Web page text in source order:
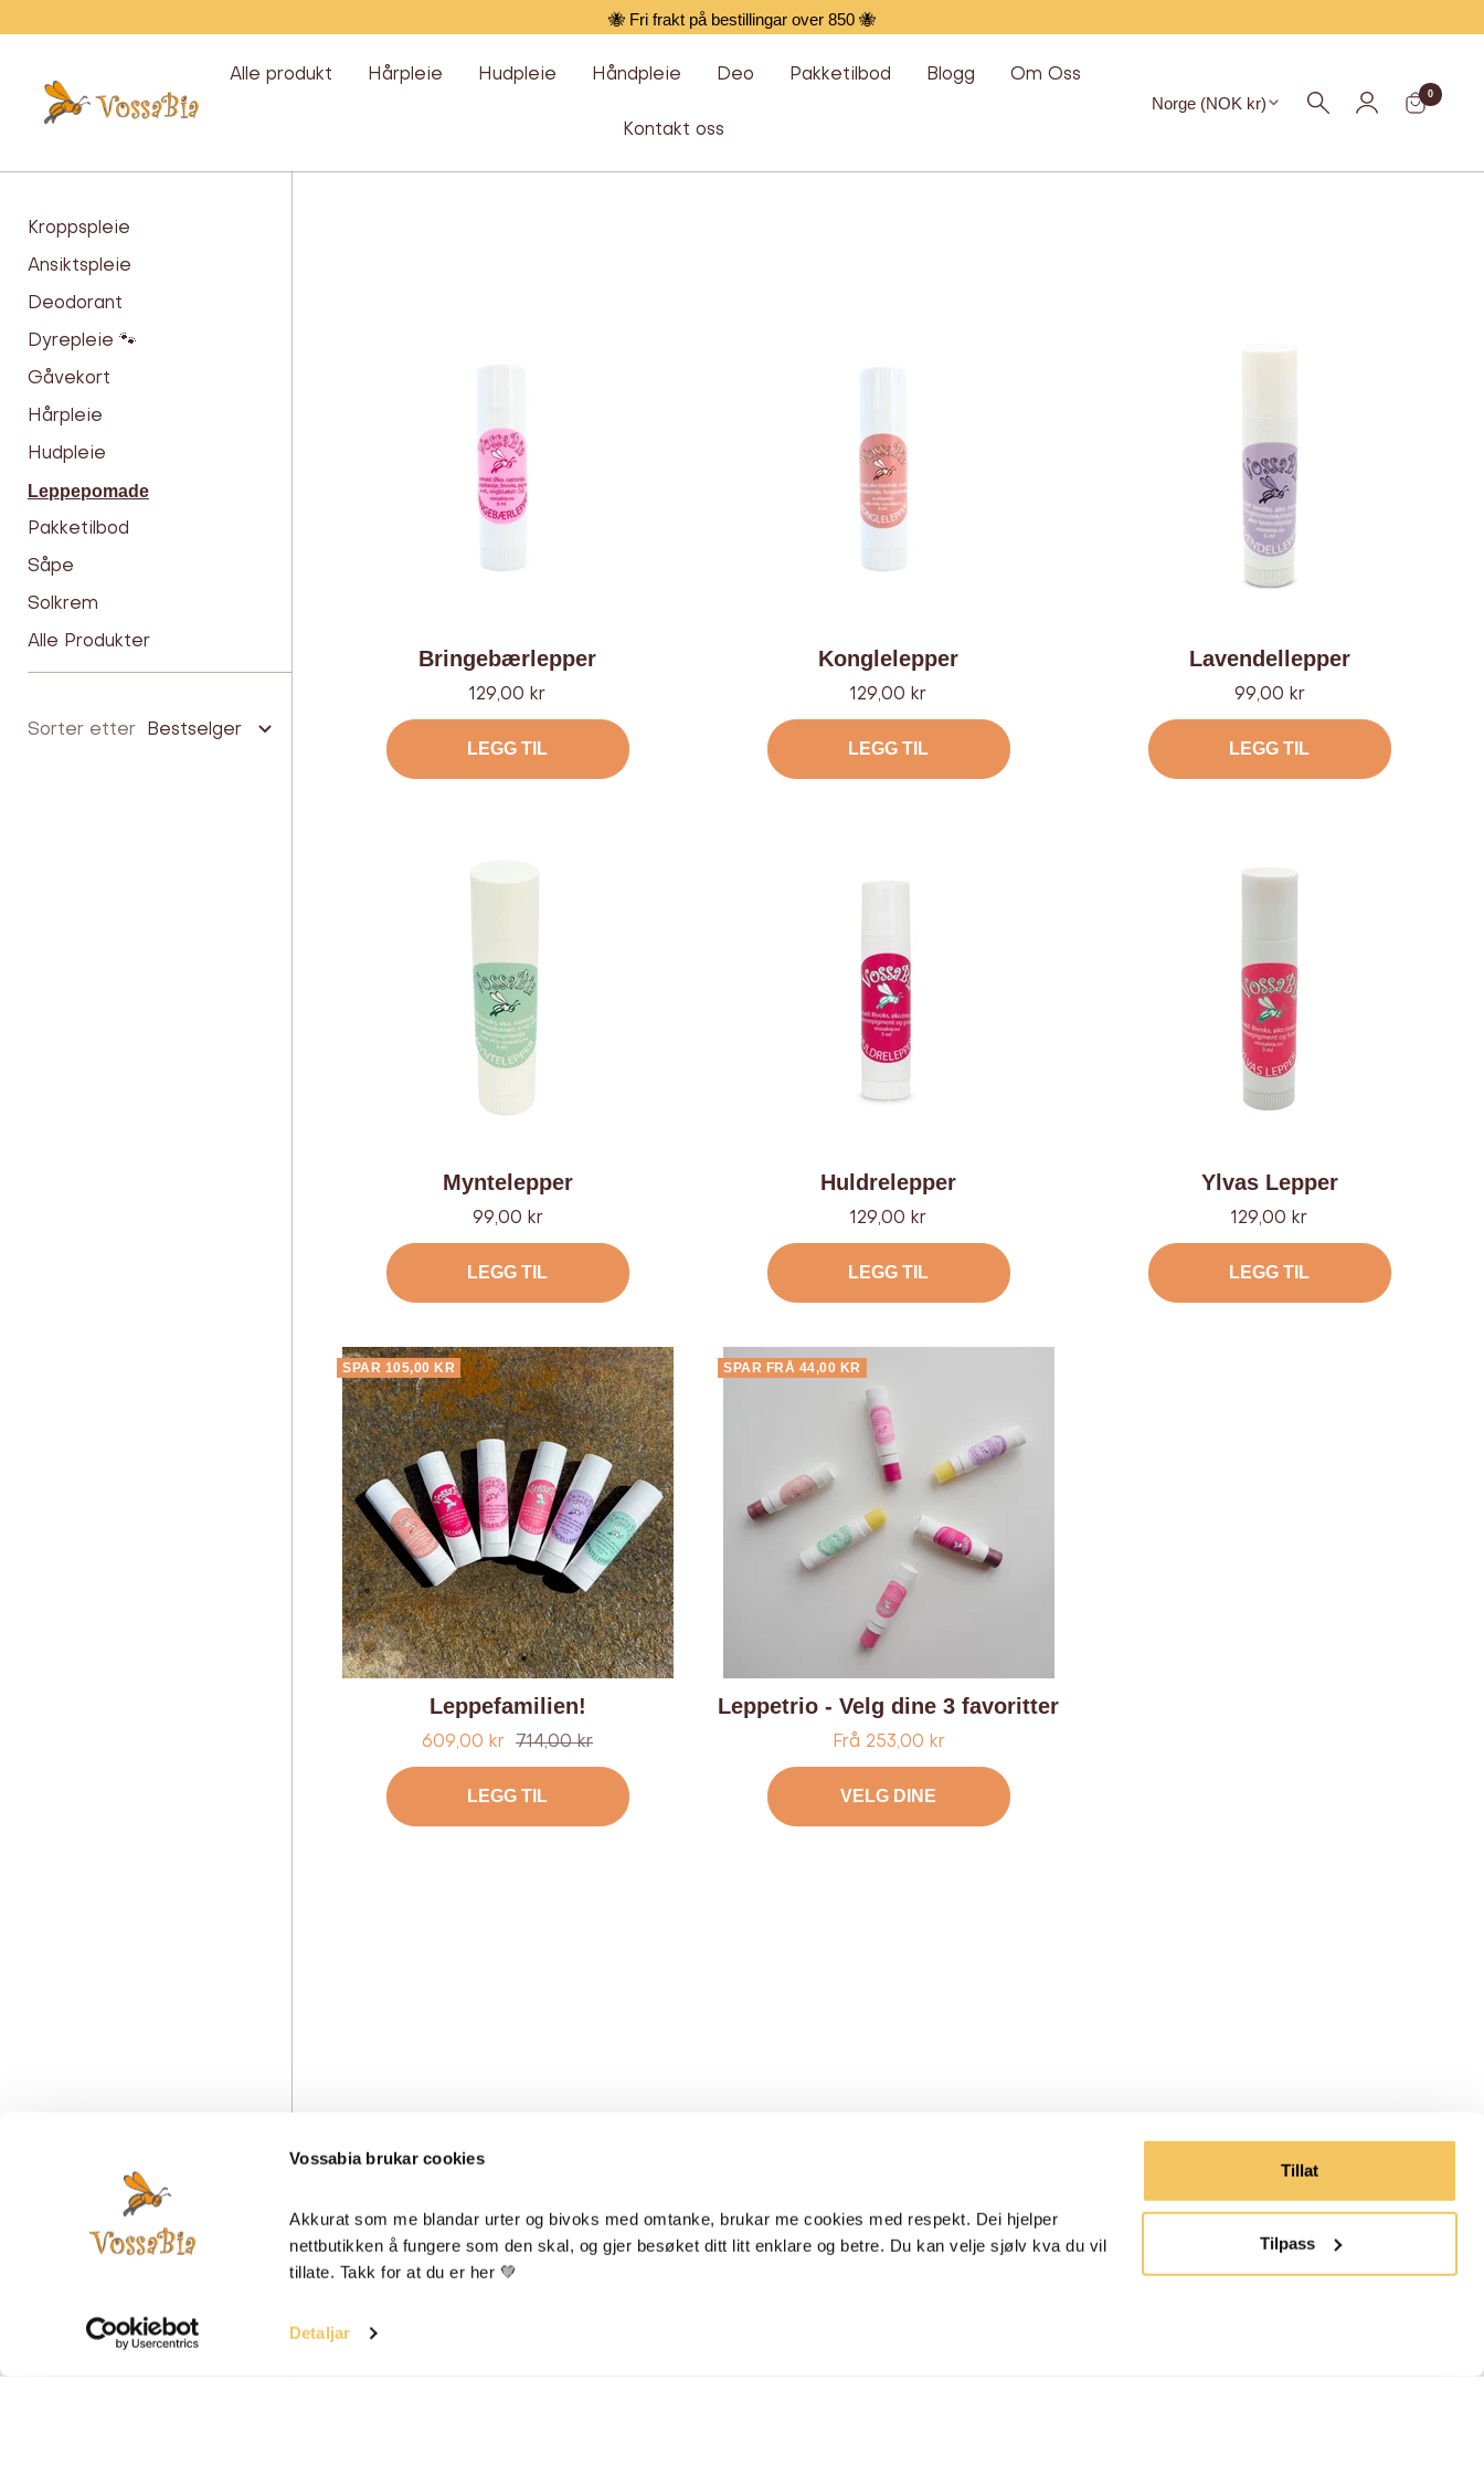
Vossabia brukar cookies
Akkurat som me blandar urter og bivoks med omtanke, brukar me cookies med respekt. Dei hjelper
nettbutikken å fungere som den skal, og gjer besøket ditt litt enklare og betre. Du kan velje sjølv kva du vil
tillate. Takk for at du er her 💚
Detaljar
Tillat
Tilpass
over
🐝 Fri frakt på bestillingar over 850 🐝
Alle produkt Hårpleie Hudpleie Håndpleie Deo Pakketilbod Blogg Om Oss
Kontakt oss
Vossabia Region
Norge (NOK kr) 0
Kroppspleie
Ansiktspleie
Deodorant
Dyrepleie 🐾
Gåvekort
Hårpleie
Hudpleie
Leppepomade
Pakketilbod
Såpe
Solkrem
Alle Produkter
Sorter etter Bestselger
Bringebærlepper
Tilbud
129,00 kr
LEGG TIL
Konglelepper
Tilbud
129,00 kr
LEGG TIL
Lavendellepper
Tilbud
99,00 kr
LEGG TIL
Myntelepper
Tilbud
99,00 kr
LEGG TIL
Huldrelepper
Tilbud
129,00 kr
LEGG TIL
Ylvas Lepper
Tilbud
129,00 kr
LEGG TIL
SPAR 105,00 KR
Leppefamilien!
Tilbud
609,00 kr
Ordinær
pris
714,00 kr
LEGG TIL
SPAR FRÅ 44,00 KR
Leppetrio - Velg dine 3 favoritter
Frå 253,00 kr
VELG DINE